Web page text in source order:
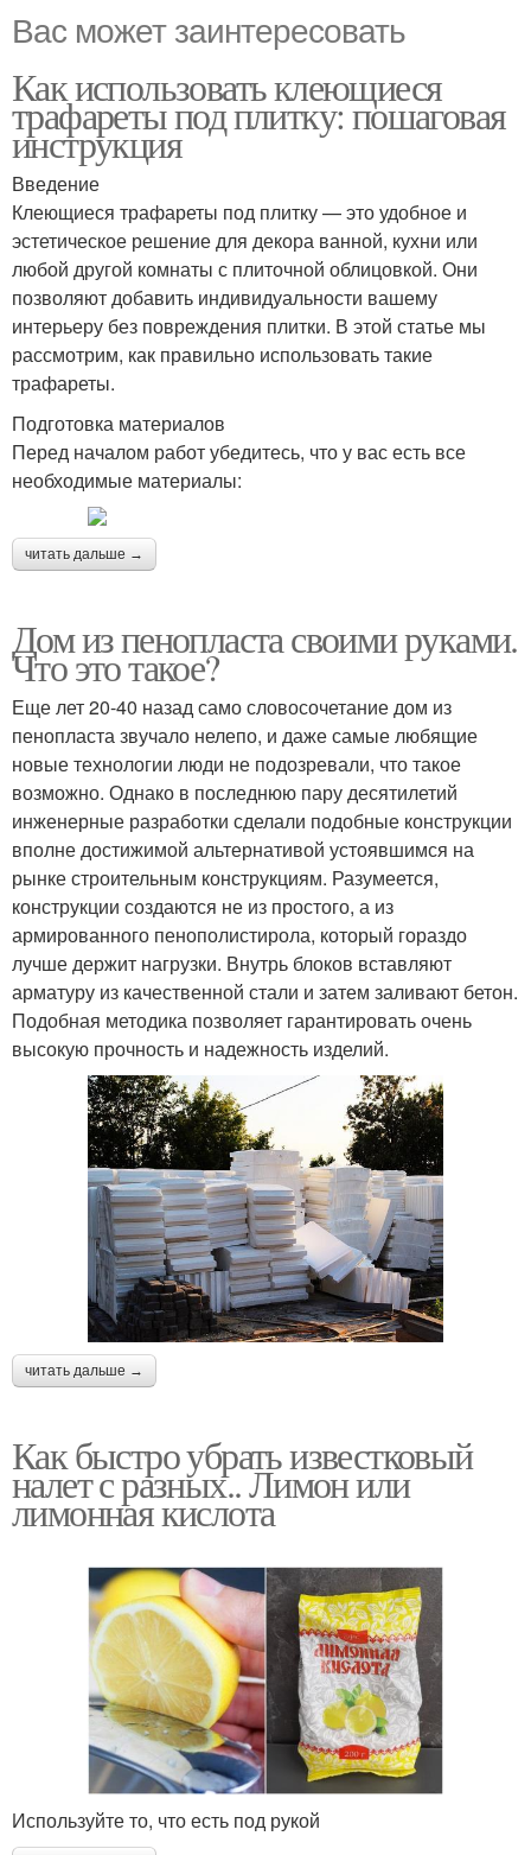
Вас может заинтересовать
Как использовать клеющиеся
трафареты под плитку: пошаговая
инструкция
Введение
Клеющиеся трафареты под плитку — это удобное и
эстетическое решение для декора ванной, кухни или
любой другой комнаты с плиточной облицовкой. Они
позволяют добавить индивидуальности вашему
интерьеру без повреждения плитки. В этой статье мы
рассмотрим, как правильно использовать такие
трафареты.
Подготовка материалов
Перед началом работ убедитесь, что у вас есть все
необходимые материалы:
читать дальше →
Дом из пенопласта своими руками.
Что это такое?
Еще лет 20-40 назад само словосочетание дом из
пенопласта звучало нелепо, и даже самые любящие
новые технологии люди не подозревали, что такое
возможно. Однако в последнюю пару десятилетий
инженерные разработки сделали подобные конструкции
вполне достижимой альтернативой устоявшимся на
рынке строительным конструкциям. Разумеется,
конструкции создаются не из простого, а из
армированного пенополистирола, который гораздо
лучше держит нагрузки. Внутрь блоков вставляют
арматуру из качественной стали и затем заливают бетон.
Подобная методика позволяет гарантировать очень
высокую прочность и надежность изделий.
читать дальше →
Как быстро убрать известковый
налет с разных.. Лимон или
лимонная кислота
Используйте то, что есть под рукой